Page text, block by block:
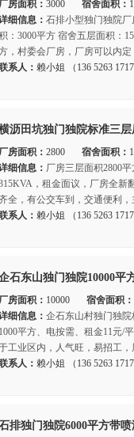
房面积： 3000 宿舍面积：
细信息： 石排小型独门独院
：3000平方 宿舍五层面积：
，村委会厂房，厂房可以内
系人： 赖小姐 （136 5263 1717
沥田坑独门独院标准三层
房面积： 2800 宿舍面积：
细信息： 厂房三层面积2800
，租金面议，厂房全新
全，有公交车到，交通便利
系人： 赖小姐 （136 5263 1717
石东山独门独院10000平
房面积： 10000 宿舍面积：
细信息： 企石东山村独门独
1000平方、电按需、租金11元/
工业区内，人气旺，易招工
系人： 赖小姐 （136 5263 1717
排独门独院6000平方带